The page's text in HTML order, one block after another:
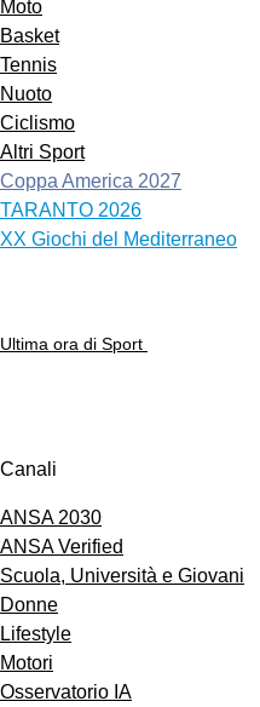
Moto
Basket
Tennis
Nuoto
Ciclismo
Altri Sport
Coppa America 2027
TARANTO 2026
XX Giochi del Mediterraneo
Ultima ora di Sport
Canali
ANSA 2030
ANSA Verified
Scuola, Università e Giovani
Donne
Lifestyle
Motori
Osservatorio IA